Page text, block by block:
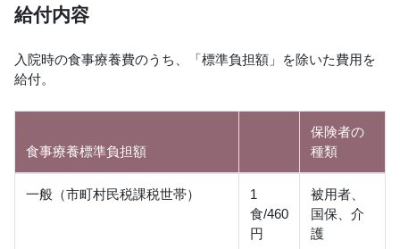
給付内容
入院時の食事療養費のうち、「標準負担額」を除いた費用を
給付。
食事療養標準負担額
保険者の
種類
一般（市町村民税課税世帯）
1
食/460
円
被用者、
国保、介
護